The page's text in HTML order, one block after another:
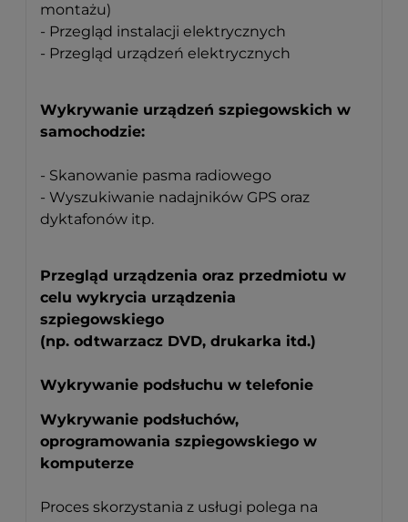
montażu)
- Przegląd instalacji elektrycznych
- Przegląd urządzeń elektrycznych
Wykrywanie urządzeń szpiegowskich w
samochodzie:
- Skanowanie pasma radiowego
- Wyszukiwanie nadajników GPS oraz
dyktafonów itp.
Przegląd urządzenia oraz przedmiotu w
celu wykrycia urządzenia
szpiegowskiego
(np. odtwarzacz DVD, drukarka itd.)
Wykrywanie podsłuchu w telefonie
Wykrywanie podsłuchów,
oprogramowania szpiegowskiego w
komputerze
Proces skorzystania z usługi polega na